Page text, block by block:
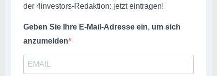
der 4investors-Redaktion: jetzt eintragen!
Geben Sie Ihre E-Mail-Adresse ein, um sich
anzumelden